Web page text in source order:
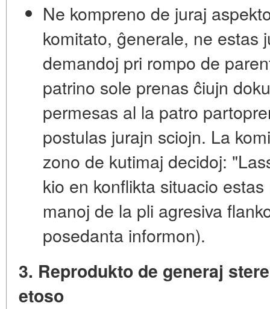
Ne kompreno de juraj
komitato, ĝenerale, ne estas
demandoj pri rompo de
patrino sole prenas ĉiujn
permesas al la patro
postulas jurajn sciojn. La
zono de kutimaj decidoj:
kio en konflikta situacio
manoj de la pli agresiva
posedanta informon).
3. Reprodukto de generaj
etoso